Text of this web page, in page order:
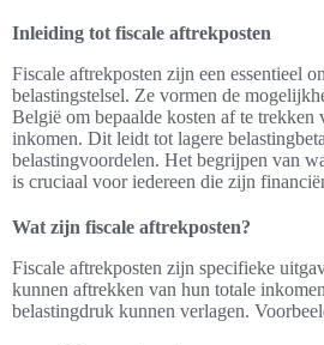
Inleiding tot fiscale aftrekposten
Fiscale aftrekposten zijn een essentieel
belastingstelsel. Ze vormen de
België om bepaalde kosten af te trekken
inkomen. Dit leidt tot lagere
belastingvoordelen. Het begrijpen van
is cruciaal voor iedereen die zijn
Wat zijn fiscale aftrekposten?
Fiscale aftrekposten zijn specifieke
kunnen aftrekken van hun totale
belastingdruk kunnen verlagen.